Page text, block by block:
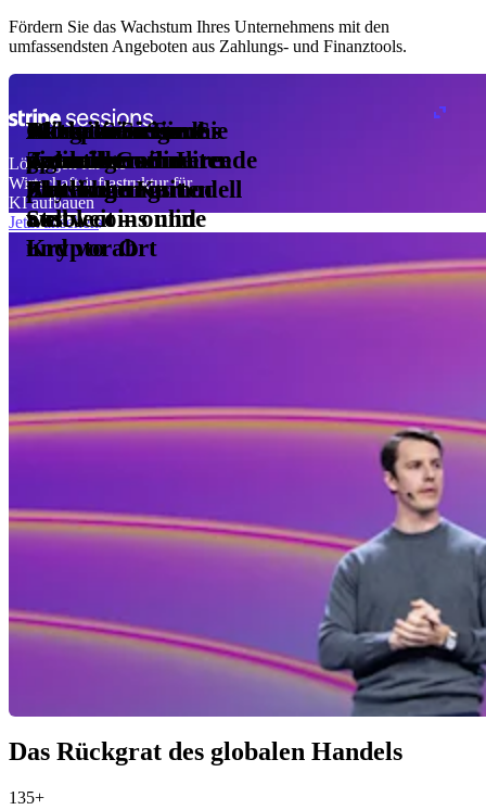
Fördern Sie das Wachstum Ihres Unternehmens mit den
umfassendsten Angeboten aus Zahlungs- und Finanztools.
Akzeptieren und
optimieren Sie
Zahlungen
weltweit – online
und vor Ort
Aktivieren Sie das
passende
Abrechnungsmodell
Monetarisieren Sie
Agentic Commerce
Geben Sie eigene
virtuelle und
physische Karten
aus
Wickeln Sie
grenzüberschreitende
Zahlungen mit
Stablecoins und
Krypto ab
Integrieren Sie
Zahlungen in Ihre
Plattform
Lösungen für die
Wirtschaftsinfrastruktur für
KI aufbauen
Jetzt ansehen
Das Rückgrat des globalen Handels
135+